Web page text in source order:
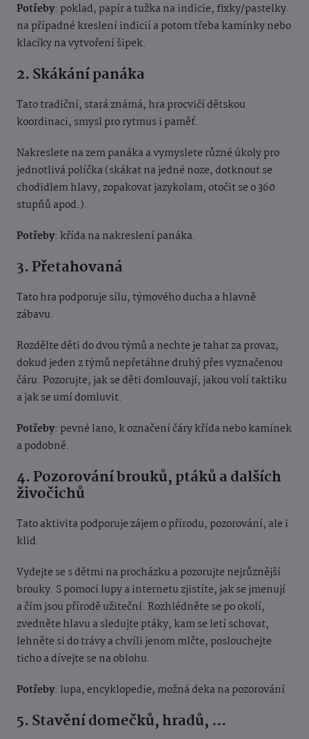
Potřeby: poklad, papír a tužka na indicie, fixky/pastelky
na případné kreslení indicií a potom třeba kamínky nebo
klacíky na vytvoření šipek.
2. Skákání panáka
Tato tradiční, stará známá, hra procvičí dětskou
koordinaci, smysl pro rytmus i paměť.
Nakreslete na zem panáka a vymyslete různé úkoly pro
jednotlivá políčka (skákat na jedné noze, dotknout se
chodidlem hlavy, zopakovat jazykolam, otočit se o 360
stupňů apod.).
Potřeby: křída na nakreslení panáka.
3. Přetahovaná
Tato hra podporuje sílu, týmového ducha a hlavně
zábavu.
Rozdělte děti do dvou týmů a nechte je tahat za provaz,
dokud jeden z týmů nepřetáhne druhý přes vyznačenou
čáru. Pozorujte, jak se děti domlouvají, jakou volí taktiku
a jak se umí domluvit.
Potřeby: pevné lano, k označení čáry křída nebo kamínek
a podobně.
4. Pozorování brouků, ptáků a dalších
živočichů
Tato aktivita podporuje zájem o přírodu, pozorování, ale i
klid.
Vydejte se s dětmi na procházku a pozorujte nejrůznější
brouky. S pomocí lupy a internetu zjistíte, jak se jmenují
a čím jsou přírodě užiteční. Rozhlédněte se po okolí,
zvedněte hlavu a sledujte ptáky, kam se letí schovat,
lehněte si do trávy a chvíli jenom mlčte, poslouchejte
ticho a dívejte se na oblohu.
Potřeby: lupa, encyklopedie, možná deka na pozorování
5. Stavění domečků, hradů, ...